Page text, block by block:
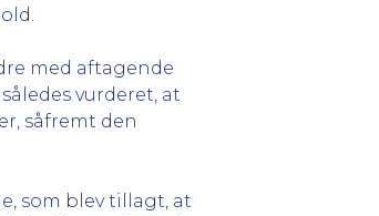
med aftagende
vurderet, at
såfremt den
som blev tillagt, at